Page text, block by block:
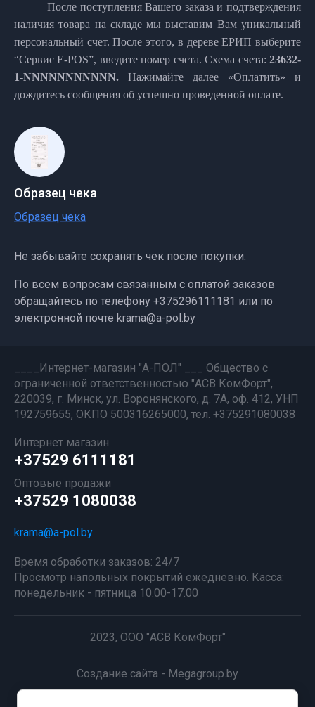
После поступления Вашего заказа и подтверждения
наличия товара на складе мы выставим Вам уникальный
персональный счет. После этого, в дереве ЕРИП выберите
“Сервис E-POS”, введите номер счета. Схема счета:23632-
1-NNNNNNNNNNN. Нажимайте далее «Оплатить» и
дождитесь сообщения об успешно проведенной оплате.
Образец чека
Образец чека
Не забывайте сохранять чек после покупки.
По всем вопросам связанным с оплатой заказов
обращайтесь по телефону +375296111181 или по
электронной почте krama@a-pol.by
____Интернет-магазин "А-ПОЛ" ___ Общество с
ограниченной ответственностью "АСВ КомФорт",
220039, г. Минск, ул. Воронянского, д. 7А, оф. 412, УНП
192759655, ОКПО 500316265000, тел. +375291080038
Интернет магазин
+37529 6111181
Оптовые продажи
+37529 1080038
krama@a-pol.by
Время обработки заказов: 24/7
Просмотр напольных покрытий ежедневно. Касса:
понедельник - пятница 10.00-17.00
2023, ООО "АСВ КомФорт"
Создание сайта - Megagroup.by